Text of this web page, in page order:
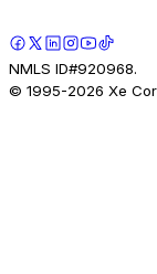
NMLS ID#920968.
© 1995-2026 Xe